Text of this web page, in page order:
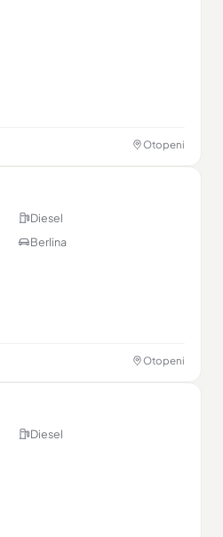
Otopeni
Diesel
Berlina
Otopeni
Diesel